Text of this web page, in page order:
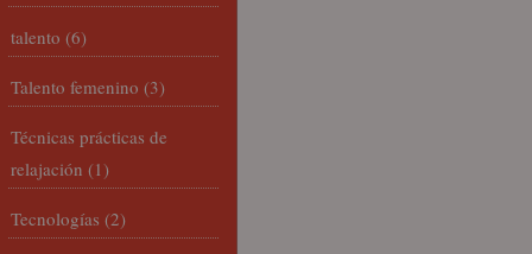
talento (6)
Talento femenino (3)
Técnicas prácticas de
relajación (1)
Tecnologías (2)